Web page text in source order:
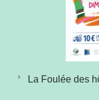
La Foulée des